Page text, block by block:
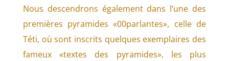
Nous descendrons également dans l’une des
premières pyramides «00parlantes», celle de
Téti, où sont inscrits quelques exemplaires des
fameux «textes des pyramides», les plus